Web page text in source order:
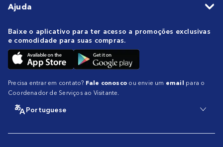
Ajuda
Baixe o aplicativo para ter acesso a promoções exclusivas
e comodidade para suas compras.
Precisa entrar em contato? Fale conosco ou envie um email para o
Coordenador de Serviços ao Visitante.
Portuguese